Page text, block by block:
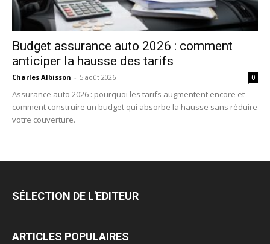
Budget assurance auto 2026 : comment
anticiper la hausse des tarifs
Charles Albisson - 5 août 2026 0
Assurance auto 2026 : pourquoi les tarifs augmentent encore et
comment construire un budget qui absorbe la hausse sans réduire
votre couverture.
SÉLECTION DE L'EDITEUR
ARTICLES POPULAIRES